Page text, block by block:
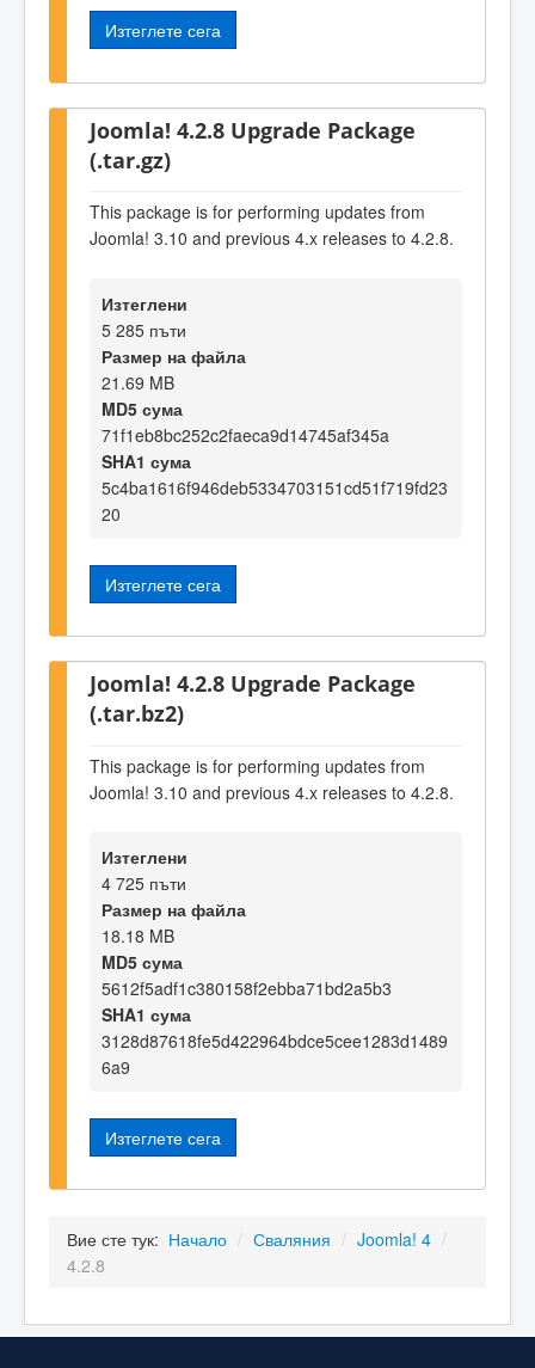
Изтеглете сега
Joomla! 4.2.8 Upgrade Package
(.tar.gz)
This package is for performing updates from
Joomla! 3.10 and previous 4.x releases to 4.2.8.
Изтеглени
5 285 пъти
Размер на файла
21.69 MB
MD5 сума
71f1eb8bc252c2faeca9d14745af345a
SHA1 сума
5c4ba1616f946deb5334703151cd51f719fd23
20
Изтеглете сега
Joomla! 4.2.8 Upgrade Package
(.tar.bz2)
This package is for performing updates from
Joomla! 3.10 and previous 4.x releases to 4.2.8.
Изтеглени
4 725 пъти
Размер на файла
18.18 MB
MD5 сума
5612f5adf1c380158f2ebba71bd2a5b3
SHA1 сума
3128d87618fe5d422964bdce5cee1283d1489
6a9
Изтеглете сега
Вие сте тук: Начало / Сваляния / Joomla! 4 /
4.2.8